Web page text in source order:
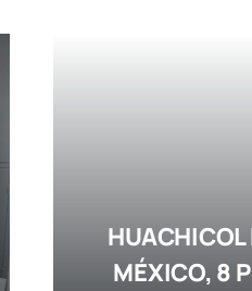
HUACHICOL
MÉXICO, 8